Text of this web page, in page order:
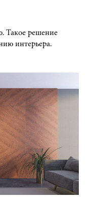
Такое решение
интерьера.